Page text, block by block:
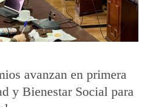
avanzan en primera
y Bienestar Social para